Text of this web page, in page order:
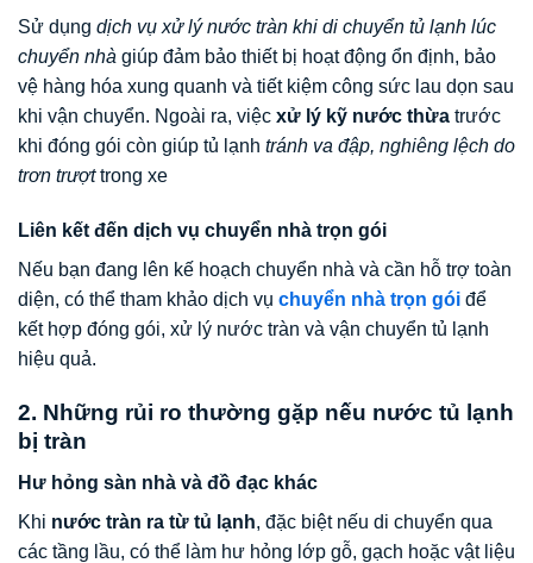
Sử dụng dịch vụ xử lý nước tràn khi di chuyển tủ lạnh lúc
chuyển nhà giúp đảm bảo thiết bị hoạt động ổn định, bảo
vệ hàng hóa xung quanh và tiết kiệm công sức lau dọn sau
khi vận chuyển. Ngoài ra, việc xử lý kỹ nước thừa trước
khi đóng gói còn giúp tủ lạnh tránh va đập, nghiêng lệch do
trơn trượttrong xe
Liên kết đến dịch vụ chuyển nhà trọn gói
Nếu bạn đang lên kế hoạch chuyển nhà và cần hỗ trợ toàn
diện, có thể tham khảo dịch vụ chuyển nhà trọn gói để
kết hợp đóng gói, xử lý nước tràn và vận chuyển tủ lạnh
hiệu quả.
2. Những rủi ro thường gặp nếu nước tủ lạnh
bị tràn
Hư hỏng sàn nhà và đồ đạc khác
Khi nước tràn ra từ tủ lạnh, đặc biệt nếu di chuyển qua
các tầng lầu, có thể làm hư hỏng lớp gỗ, gạch hoặc vật liệu